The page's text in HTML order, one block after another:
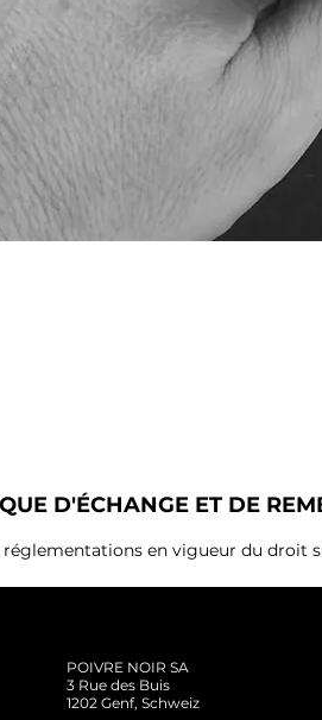
D'ÉCHANGE ET DE
réglementations en vigueur du droit
POIVRE NOIR SA
3 Rue des Buis
1202 Genf, Schweiz